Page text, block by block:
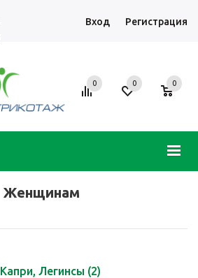
Вход Регистрация
0 0 0
Женщинам
Капри, Легинсы (2)